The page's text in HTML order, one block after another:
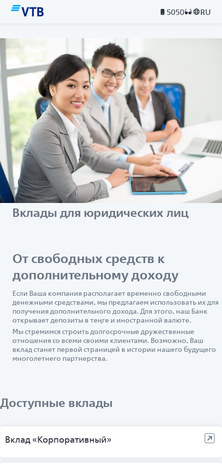
5050 RU
Вклады для юридических лиц
От свободных средств к
дополнительному доходу
Если Ваша компания располагает временно свободными
денежными средствами, мы предлагаем использовать их для
получения дополнительного дохода. Для этого, наш Банк
открывает депозиты в теңге и иностранной валюте.
Мы стремимся строить долгосрочные дружественные
отношения со всеми своими клиентами. Возможно, Ваш
вклад станет первой страницей в истории нашего будущего
многолетнего партнерства.
Доступные вклады
Вклад «Корпоративный»